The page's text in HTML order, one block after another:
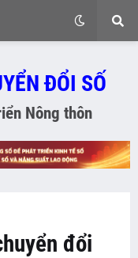
ĐỔI SỐ
Nông thôn
đổi